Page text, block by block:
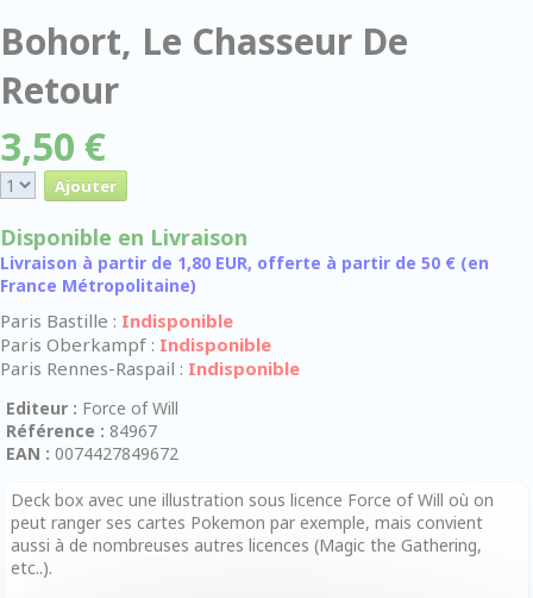
Bohort, Le Chasseur De
Retour
3,50 €
Disponible en Livraison
Livraison à partir de 1,80 EUR, offerte à partir de 50 € (en
France Métropolitaine)
Paris Bastille : Indisponible
Paris Oberkampf : Indisponible
Paris Rennes-Raspail : Indisponible
Editeur : Force of Will
Référence : 84967
EAN : 0074427849672
Deck box avec une illustration sous licence Force of Will où on
peut ranger ses cartes Pokemon par exemple, mais convient
aussi à de nombreuses autres licences (Magic the Gathering,
etc..).